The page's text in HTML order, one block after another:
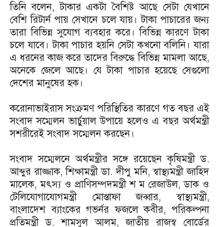
তিনি বলেন, টাকার একটা বৈশিষ্ট আছে সেটা যেখানে
বেশি রিটার্ন পায় সেখানে চলে যায়। টাকা পাচারের জন্য
তারা বিভিন্ন সুযোগ ব্যবহার করে। বিভিন্ন কারণে টাকা
চলে যাবে। টাকা পাচার হয়নি সেটা কখনো বলিনি। যারা
এ ধরনের কাজ করে তাদের বিরুদ্ধে বিভিন্ন মামলা আছে,
অনেকে জেলে আছে। যে টাকা পাচার হয়েছে সেগুলো
দেশের মানুষের হক।
করোনাভাইরাস সংক্রমণ পরিস্থিতির কারণে গত বছর এই
সংবাদ সম্মেলন ভার্চুয়াল উপায়ে হলেও এ বছর অর্থমন্ত্রী
সশরীরেই সংবাদ সম্মেলন করছেন।
সংবাদ সম্মেলনে অর্থমন্ত্রীর সঙ্গে রয়েছেন কৃষিমন্ত্রী ড.
আব্দুর রাজ্জাক, শিক্ষামন্ত্রী ডা. দীপু মনি, স্বাস্থ্যমন্ত্রী জাহিদ
মালেক, মৎস্য ও প্রাণিসম্পদমন্ত্রী শ ম রেজাউল, ডাক ও
টেলিযোগাযোগমন্ত্রী মোস্তাফা জব্বার, স্বাস্থ্যমন্ত্রী,
বাংলাদেশ ব্যাংকের গভর্নর ফজলে কবীর, পরিকল্পনা
প্রতিমন্ত্রী ড. শামসুল আলম, জাতীয় রাজস্ব বোর্ডের